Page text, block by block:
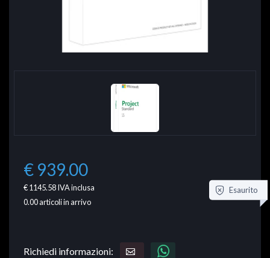
€ 939.00
€ 1145.58IVA inclusa
0.00articoli in arrivo
Esaurito
Richiedi informazioni: